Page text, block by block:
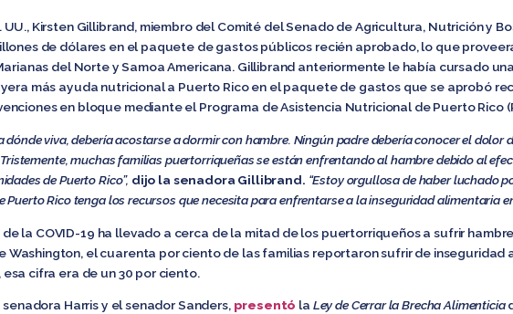
UU., Kirsten Gillibrand, miembro del Comité del Senado de Agricultura, Nutrición y
de dólares en el paquete de gastos públicos recién aprobado, lo que
del Norte y Samoa Americana. Gillibrand anteriormente le había cursado
más ayuda nutricional a Puerto Rico en el paquete de gastos que se aprobó
en bloque mediante el Programa de Asistencia Nutricional de Puerto Rico
dónde viva, debería acostarse a dormir con hambre. Ningún padre debería conocer el dolor
muchas familias puertorriqueñas se están enfrentando al hambre debido al
de Puerto Rico”, dijo la senadora Gillibrand. “Estoy orgullosa de haber luchado
Puerto Rico tenga los recursos que necesita para enfrentarse a la inseguridad alimentaria
la COVID-19 ha llevado a cerca de la mitad de los puertorriqueños a sufrir
Washington, el cuarenta por ciento de las familias reportaron sufrir de inseguridad
cifra era de un 30 por ciento.
Harris y el senador Sanders, presentó la Ley de Cerrar la Brecha Alimenticia